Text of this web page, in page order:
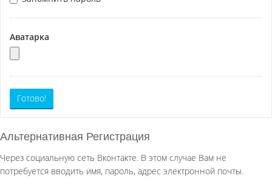
Аватарка
Готово!
Альтернативная Регистрация
Через социальную сеть Вконтакте. В этом случае Вам не
потребуется вводить имя, пароль, адрес электронной почты.